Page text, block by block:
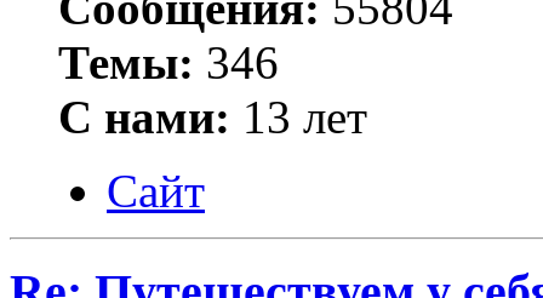
Темы: 346
С нами: 13 лет
Сайт